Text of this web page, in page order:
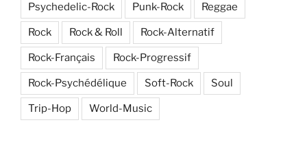
Psychedelic-Rock Punk-Rock Reggae
Rock Rock & Roll Rock-Alternatif
Rock-Français Rock-Progressif
Rock-Psychédélique Soft-Rock Soul
Trip-Hop World-Music